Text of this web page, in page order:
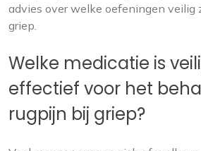
advies over welke oefeningen veilig
griep.
Welke medicatie is
effectief voor het
rugpijn bij griep?